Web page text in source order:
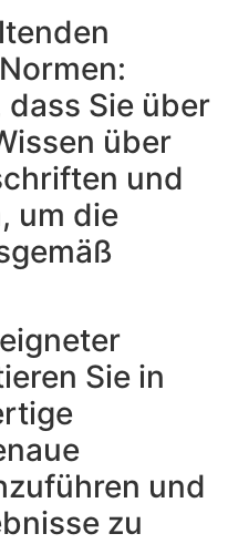
dass Sie über
über
und
um die
Sie in
und
zu